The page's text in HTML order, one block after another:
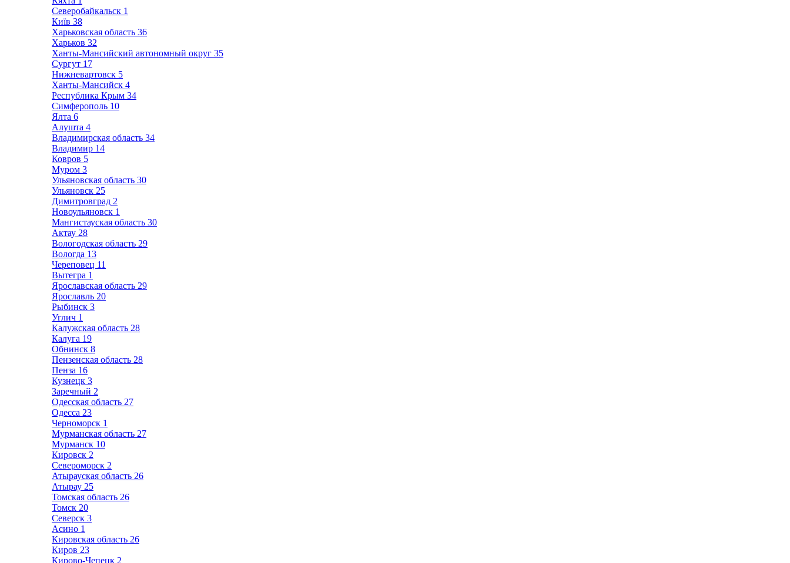
Северобайкальск 1
Київ 38
Харьковская область 36
Харьков 32
Ханты-Мансийский автономный округ 35
Сургут 17
Нижневартовск 5
Ханты-Мансийск 4
Республика Крым 34
Симферополь 10
Ялта 6
Алушта 4
Владимирская область 34
Владимир 14
Ковров 5
Муром 3
Ульяновская область 30
Ульяновск 25
Димитровград 2
Новоульяновск 1
Мангистауская область 30
Актау 28
Вологодская область 29
Вологда 13
Череповец 11
Вытегра 1
Ярославская область 29
Ярославль 20
Рыбинск 3
Углич 1
Калужская область 28
Калуга 19
Обнинск 8
Пензенская область 28
Пенза 16
Кузнецк 3
Заречный 2
Одесская область 27
Одесса 23
Черноморск 1
Мурманская область 27
Мурманск 10
Кировск 2
Североморск 2
Атырауская область 26
Атырау 25
Томская область 26
Томск 20
Северск 3
Асино 1
Кировская область 26
Киров 23
Кирово-Чепецк 2